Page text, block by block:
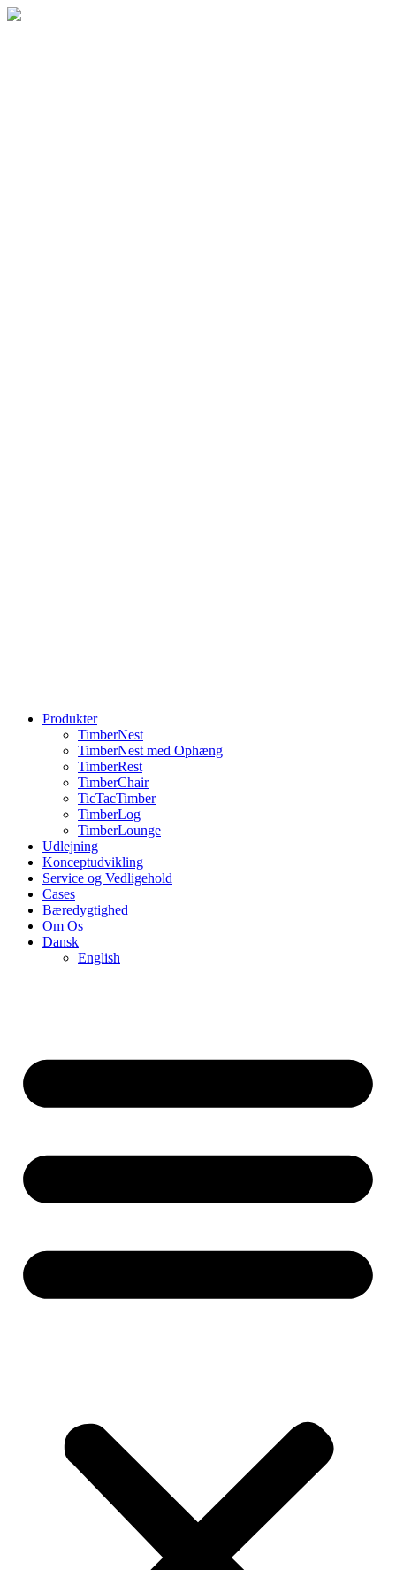
Produkter
TimberNest
TimberNest med Ophæng
TimberRest
TimberChair
TicTacTimber
TimberLog
TimberLounge
Udlejning
Konceptudvikling
Service og Vedligehold
Cases
Bæredygtighed
Om Os
Dansk
English